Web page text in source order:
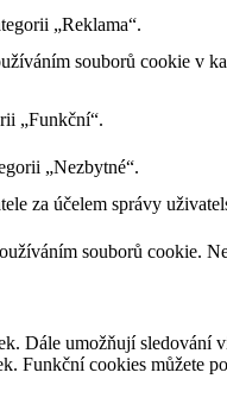
„Reklama“.
souborů cookie v
„Funkční“.
„Nezbytné“.
za účelem správy
souborů cookie.
Dále umožňují sledování
Funkční cookies můžete